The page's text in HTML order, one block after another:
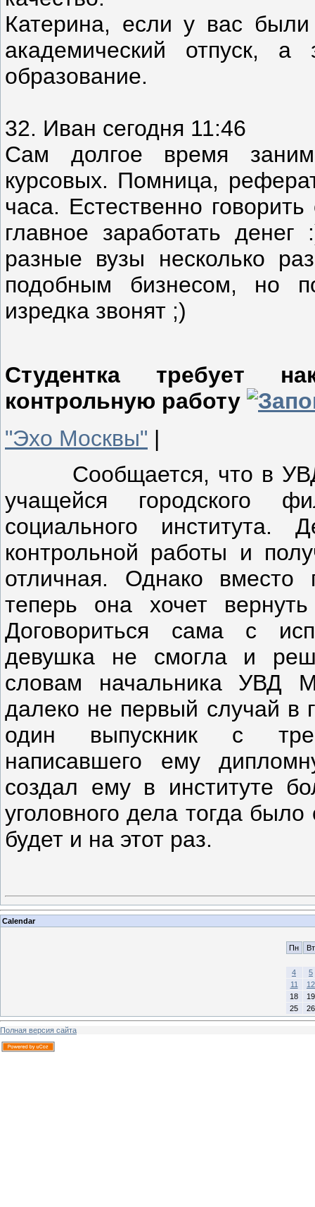
Катерина, если у вас
академический отпуск, а
образование.
32. Иван сегодня 11:46
Сам долгое время
курсовых. Помница,
часа. Естественно
главное заработать
разные вузы несколько
подобным бизнесом, но
изредка звонят ;)
Студентка требует
контрольную работу
"Эхо Москвы" |
Сообщается, что в УВД
учащейся городского
социального института.
контрольной работы и
отличная. Однако вместо
теперь она хочет
Договориться сама с
девушка не смогла и
словам начальника УВД
далеко не первый случай
один выпускник с
написавшего ему
создал ему в институте
уголовного дела тогда
будет и на этот раз.
Calendar
Пн Вт
4
5
11
12
18
19
25
26
Полная версия сайта